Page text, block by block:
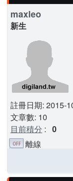
maxleo
新生
註冊日期: 2015-
文章數: 10
目前積分 : 0
離線